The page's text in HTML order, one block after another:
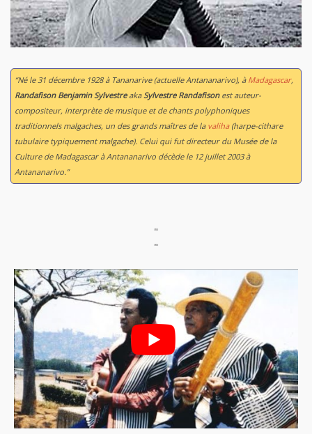
“Né le 31 décembre 1928 à Tananarive (actuelle Antananarivo), à Madagascar,
Randafison Benjamin SylvestreakaSylvestre Randafisonest auteur-
compositeur, interprète de musique et de chants polyphoniques
traditionnels malgaches, un des grands maîtres de la valiha(harpe-cithare
tubulaire typiquement malgache). Celui qui fut directeur du Musée de la
Culture de Madagascar à Antananarivo décède le 12 juillet 2003 à
Antananarivo.”
"
"